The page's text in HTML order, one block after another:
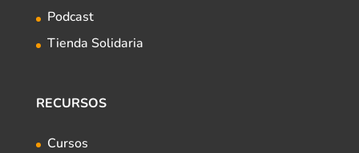
Podcast
Tienda Solidaria
RECURSOS
Cursos